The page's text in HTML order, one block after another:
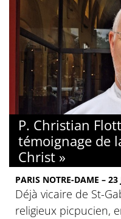
P. Christian
témoignage de
Christ »
PARIS NOTRE-DAME –
Déjà vicaire de St-
religieux picpucien,